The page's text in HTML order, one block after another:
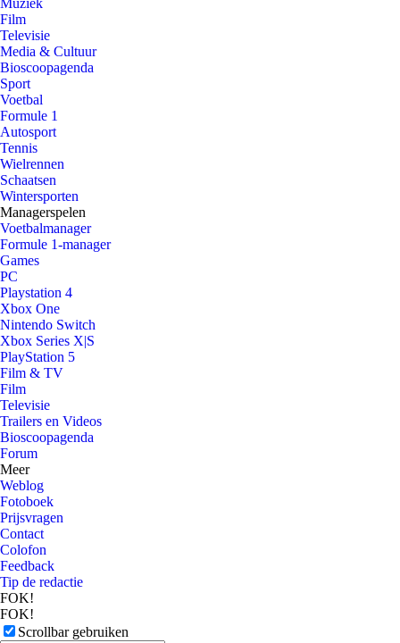
Muziek
Film
Televisie
Media & Cultuur
Bioscoopagenda
Sport
Voetbal
Formule 1
Autosport
Tennis
Wielrennen
Schaatsen
Wintersporten
Managerspelen
Voetbalmanager
Formule 1-manager
Games
PC
Playstation 4
Xbox One
Nintendo Switch
Xbox Series X|S
PlayStation 5
Film & TV
Film
Televisie
Trailers en Videos
Bioscoopagenda
Forum
Meer
Weblog
Fotoboek
Prijsvragen
Contact
Colofon
Feedback
Tip de redactie
FOK!
FOK!
Scrollbar gebruiken